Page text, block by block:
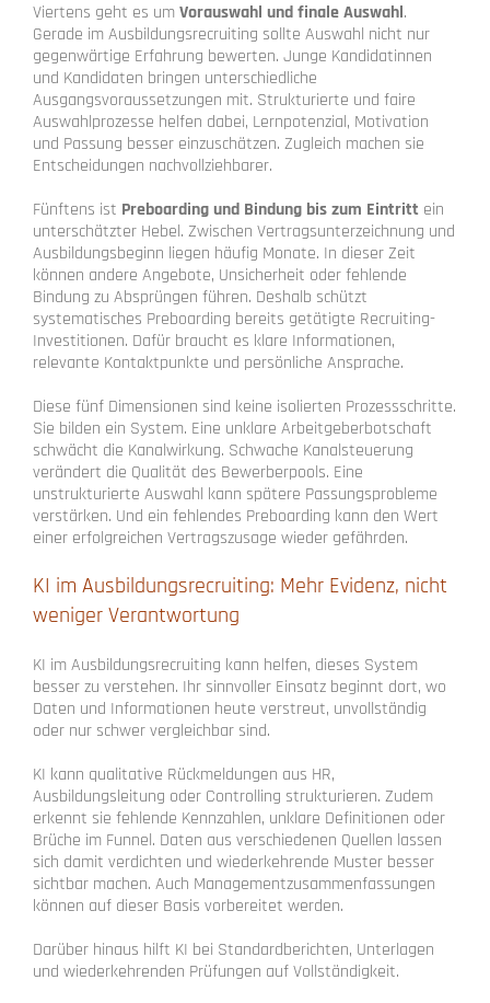
Viertens geht es umVorauswahl und finale Auswahl.
Gerade im Ausbildungsrecruiting sollte Auswahl nicht nur
gegenwärtige Erfahrung bewerten. Junge Kandidatinnen
und Kandidaten bringen unterschiedliche
Ausgangsvoraussetzungen mit. Strukturierte und faire
Auswahlprozesse helfen dabei, Lernpotenzial, Motivation
und Passung besser einzuschätzen. Zugleich machen sie
Entscheidungen nachvollziehbarer.
Fünftens ist Preboarding und Bindung bis zum Eintritt ein
unterschätzter Hebel. Zwischen Vertragsunterzeichnung und
Ausbildungsbeginn liegen häufig Monate. In dieser Zeit
können andere Angebote, Unsicherheit oder fehlende
Bindung zu Absprüngen führen. Deshalb schützt
systematisches Preboarding bereits getätigte Recruiting-
Investitionen. Dafür braucht es klare Informationen,
relevante Kontaktpunkte und persönliche Ansprache.
Diese fünf Dimensionen sind keine isolierten Prozessschritte.
Sie bilden ein System. Eine unklare Arbeitgeberbotschaft
schwächt die Kanalwirkung. Schwache Kanalsteuerung
verändert die Qualität des Bewerberpools. Eine
unstrukturierte Auswahl kann spätere Passungsprobleme
verstärken. Und ein fehlendes Preboarding kann den Wert
einer erfolgreichen Vertragszusage wieder gefährden.
KI im Ausbildungsrecruiting: Mehr Evidenz, nicht
weniger Verantwortung
KI im Ausbildungsrecruiting kann helfen, dieses System
besser zu verstehen. Ihr sinnvoller Einsatz beginnt dort, wo
Daten und Informationen heute verstreut, unvollständig
oder nur schwer vergleichbar sind.
KI kann qualitative Rückmeldungen aus HR,
Ausbildungsleitung oder Controlling strukturieren. Zudem
erkennt sie fehlende Kennzahlen, unklare Definitionen oder
Brüche im Funnel. Daten aus verschiedenen Quellen lassen
sich damit verdichten und wiederkehrende Muster besser
sichtbar machen. Auch Managementzusammenfassungen
können auf dieser Basis vorbereitet werden.
Darüber hinaus hilft KI bei Standardberichten, Unterlagen
und wiederkehrenden Prüfungen auf Vollständigkeit.